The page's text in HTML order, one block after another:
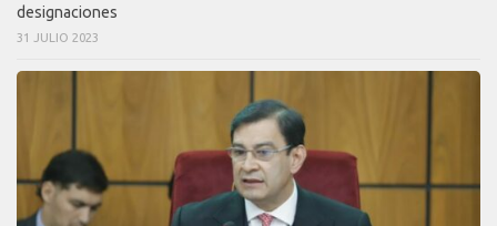
designaciones
31 JULIO 2023